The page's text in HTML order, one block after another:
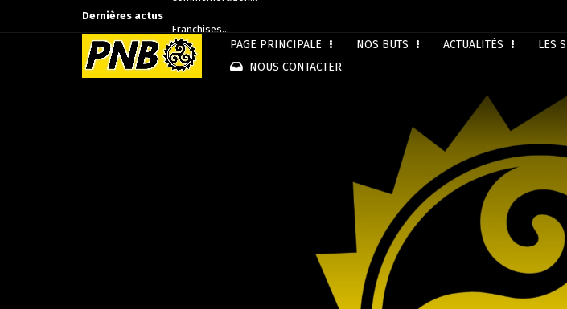
Dernières actus
Rennes…
Commémoration…
PAGE PRINCIPALE NOS BUTS ACTUALITÉS LES
NOUS CONTACTER